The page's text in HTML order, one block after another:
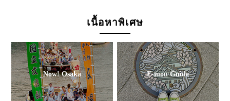
เนื้อหาพิเศษ
Now! Osaka E-mon Guide